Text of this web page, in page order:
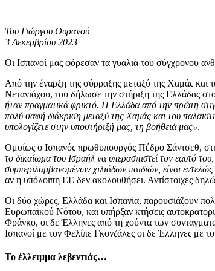
Του Γιώργου Ουρανού
3 Δεκεμβρίου 2023
Οι Ισπανοί μας φόρεσαν τα γυαλιά του σύγχρονου
Από την έναρξη της σύρραξης μεταξύ της Χαμάς και
Νετανιάχου, του δήλωσε την στήριξη της Ελλάδας
ήταν πραγματικά φρικτό. Η Ελλάδα από την πρώτη
πολύ σαφή διάκριση μεταξύ της Χαμάς και του
υπολογίζετε στην υποστήριξή μας, τη βοήθειά μας».
Ομοίως ο Ισπανός πρωθυπουργός Πέδρο Σάντσεθ,
το δικαίωμα του Ισραήλ να υπερασπιστεί τον εαυτό
συμπεριλαμβανομένων χιλιάδων παιδιών, είναι
αν η υπόλοιπη ΕΕ δεν ακολουθήσει. Αντίστοιχες
Οι δύο χώρες, Ελλάδα και Ισπανία, παρουσιάζουν
Ευρωπαϊκού Νότου, και υπήρξαν κτήσεις
Φράνκο, οι δε Έλληνες από τη χούντα των
Ισπανοί με τον Φελίπε Γκονζάλες οι δε Έλληνες με
Το έλλειμμα λεβεντιάς…